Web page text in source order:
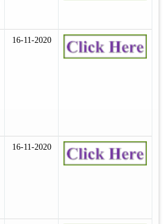
16-11-2020
16-11-2020